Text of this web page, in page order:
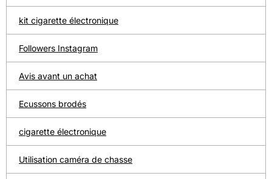
kit cigarette électronique
Followers Instagram
Avis avant un achat
Ecussons brodés
cigarette électronique
Utilisation caméra de chasse